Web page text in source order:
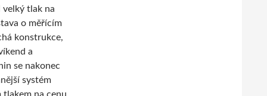
velký tlak na
o měřícím
konstrukce,
a
se nakonec
systém